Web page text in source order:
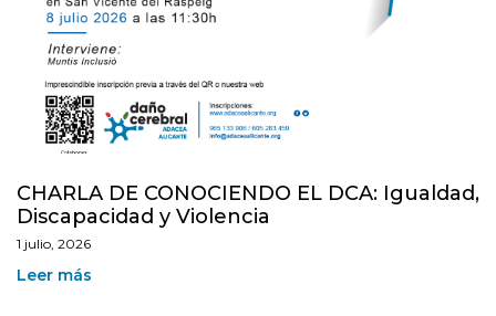
CHARLA DE CONOCIENDO EL DCA: Igualdad,
Discapacidad y Violencia
1 julio, 2026
Leer más